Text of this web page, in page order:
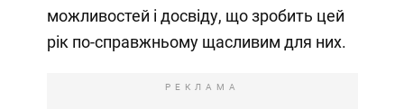
можливостей і досвіду, що зробить цей
рік по-справжньому щасливим для них.
РЕКЛАМА